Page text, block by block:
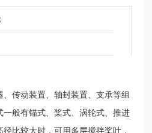
传动装置、轴封装置、支承等组
一般有锚式、桨式、涡轮式、推进
比较大时，可用多层搅拌桨叶，